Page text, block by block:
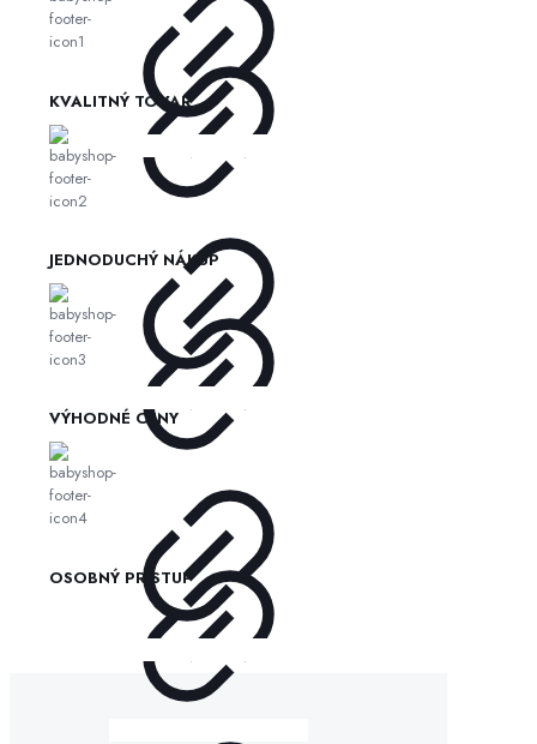
KVALITNÝ TOVAR
JEDNODUCHÝ NÁKUP
VÝHODNÉ CENY
OSOBNÝ PRÍSTUP